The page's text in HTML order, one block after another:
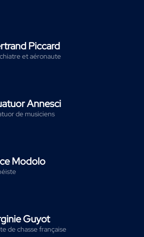
Piccard
et aéronaute
Annesci
de musiciens
Modolo
Guyot
de chasse française